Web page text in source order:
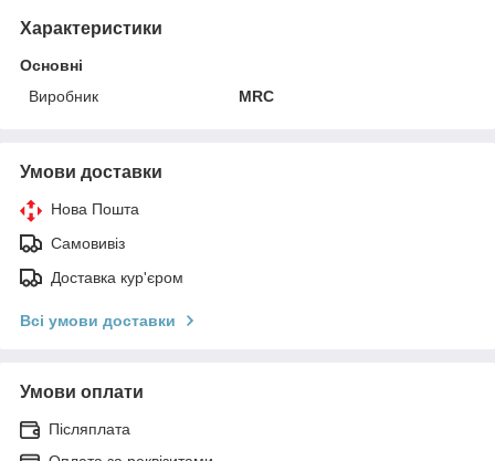
Характеристики
Основні
Виробник
MRC
Умови доставки
Нова Пошта
Самовивіз
Доставка кур'єром
Всі умови доставки
Умови оплати
Післяплата